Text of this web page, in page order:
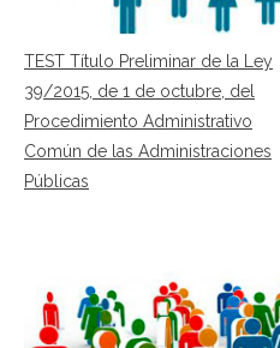
TEST Título Preliminar de la Ley
39/2015, de 1 de octubre, del
Procedimiento Administrativo
Común de las Administraciones
Públicas